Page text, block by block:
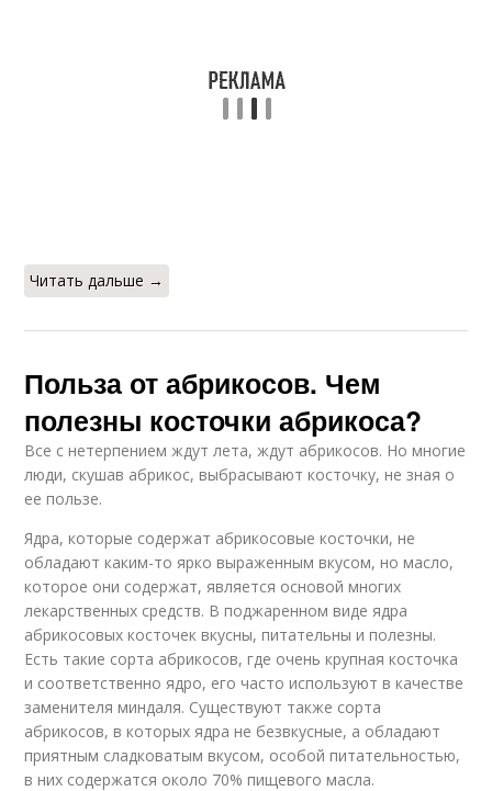
Читать дальше →
Польза от абрикосов. Чем
полезны косточки абрикоса?
Все с нетерпением ждут лета, ждут абрикосов. Но многие
люди, скушав абрикос, выбрасывают косточку, не зная о
ее пользе.
Ядра, которые содержат абрикосовые косточки, не
обладают каким-то ярко выраженным вкусом, но масло,
которое они содержат, является основой многих
лекарственных средств. В поджаренном виде ядра
абрикосовых косточек вкусны, питательны и полезны.
Есть такие сорта абрикосов, где очень крупная косточка
и соответственно ядро, его часто используют в качестве
заменителя миндаля. Существуют также сорта
абрикосов, в которых ядра не безвкусные, а обладают
приятным сладковатым вкусом, особой питательностью,
в них содержатся около 70% пищевого масла.